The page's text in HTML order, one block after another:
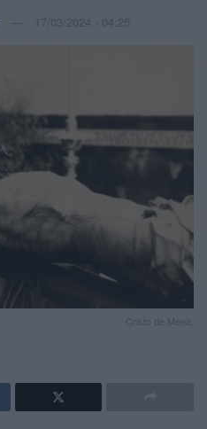
17/03/2024 - 04:25
Cristo de Mena.